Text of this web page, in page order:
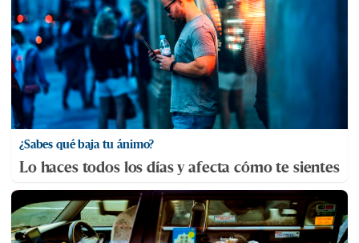
¿Sabes qué baja tu ánimo?
Lo haces todos los días y afecta cómo te sientes